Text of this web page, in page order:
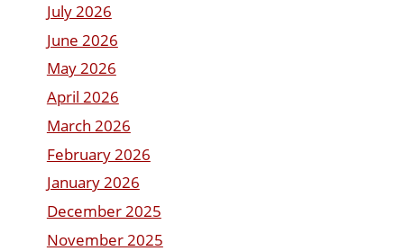
July 2026
June 2026
May 2026
April 2026
March 2026
February 2026
January 2026
December 2025
November 2025